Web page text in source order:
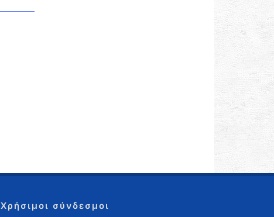
Χρήσιμοι σύνδεσμοι